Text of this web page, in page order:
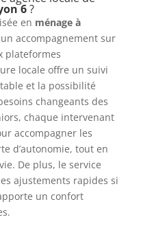
6?
en ménage à
accompagnement sur
plateformes
locale offre un suivi
et la possibilité
changeants des
chaque intervenant
accompagner les
d’autonomie, tout en
De plus, le service
ajustements rapides si
un confort